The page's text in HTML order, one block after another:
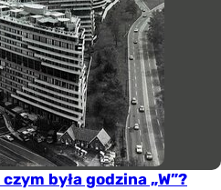
była godzina „W”?